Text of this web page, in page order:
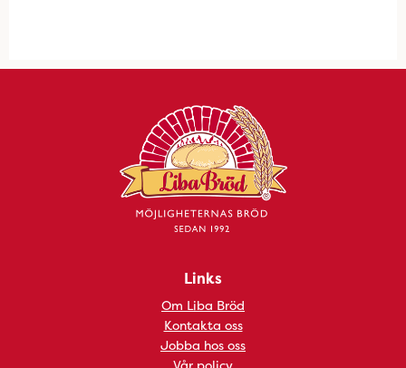
Links
Om Liba Bröd
Kontakta oss
Jobba hos oss